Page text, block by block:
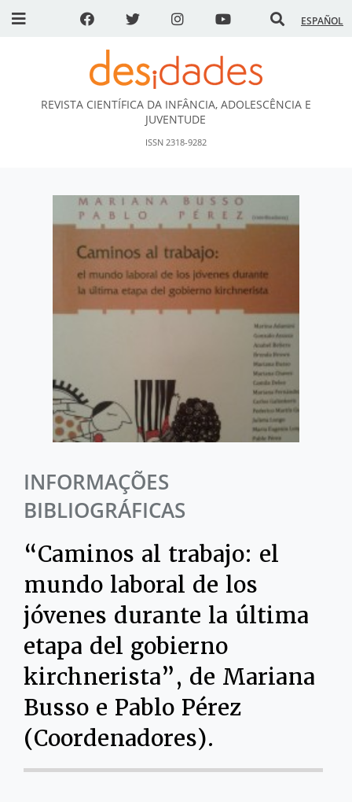
ESPAÑOL
DESidades
REVISTA CIENTÍFICA DA INFÂNCIA, ADOLESCÊNCIA E
JUVENTUDE
ISSN 2318-9282
INFORMAÇÕES
BIBLIOGRÁFICAS
“Caminos al trabajo: el
mundo laboral de los
jóvenes durante la última
etapa del gobierno
kirchnerista”, de Mariana
Busso e Pablo Pérez
(Coordenadores).